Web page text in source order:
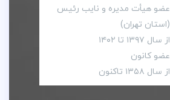
عضو هیأت مدیره و نایب رئیس
(استان تهران)
از سال ۱۳۹۷ تا ۱۴۰۲
عضو کانون
از سال ۱۳۵۸ تاکنون